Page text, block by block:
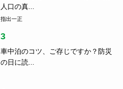
人口の真...
指出一正
3
車中泊のコツ、ご存じですか？防災
の日に読...